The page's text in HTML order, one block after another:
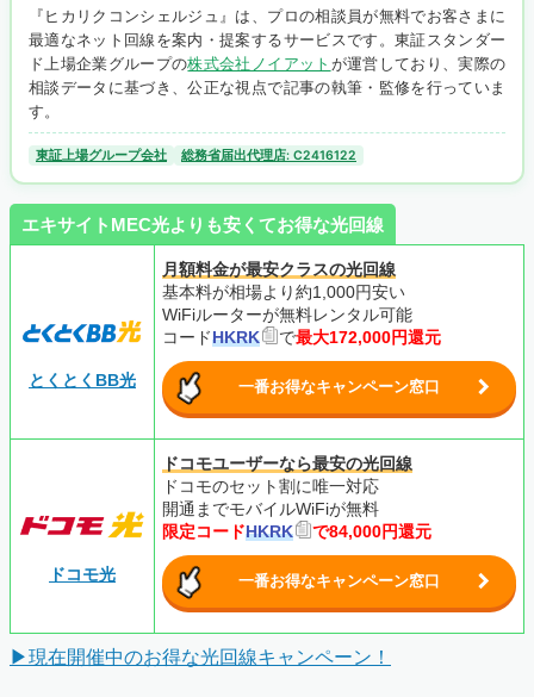
『ヒカリクコンシェルジュ』は、プロの相談員が無料でお客さまに
最適なネット回線を案内・提案するサービスです。東証スタンダー
ド上場企業グループの株式会社ノイアット が運営しており、実際の
相談データに基づき、公正な視点で記事の執筆・監修を行っていま
す。
東証上場グループ会社 総務省届出代理店: C2416122
エキサイトMEC光よりも安くてお得な光回線
とくとくBB光
月額料金が最安クラスの光回線
基本料が相場より約1,000円安い
WiFiルーターが無料レンタル可能
コードHKRK で最大172,000円還元
一番お得なキャンペーン窓口
ドコモ光
ドコモユーザーなら最安の光回線
ドコモのセット割に唯一対応
開通までモバイルWiFiが無料
限定コードHKRK で84,000円還元
一番お得なキャンペーン窓口
▶現在開催中のお得な光回線キャンペーン！